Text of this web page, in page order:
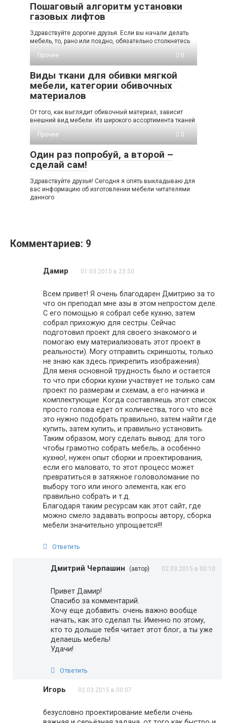
Пошаговый алгоритм установки
газовых лифтов
Здравствуйте дорогие друзья. Если вы начали делать
мебель, то, рано или поздно, обязательно столкнетесь
Прочее
0
Виды ткани для обивки мягкой
мебели, категории обивочных
материалов
От того, как выглядит обивочный материал, зависит
внешний вид мебели. Из широкого ассортимента тканей
Прочее
0
Один раз попробуй, а второй –
сделай сам!
Здравствуйте друзья! Сегодня я опять выкладываю для
вас информацию об изготовлении мебели читателями
данного
Комментариев: 9
Дамир 01.03.2015 в 23:50
Всем привет! Я очень благодарен Дмитрию за то
что он преподал мне азы в этом непростом деле.
С его помощью я собрал себе кухню, затем
собрал прихожую для сестры. Сейчас
подготовил проект для своего знакомого и
помогаю ему материализовать этот проект в
реальности). Могу отправить скриншоты, только
не знаю как здесь прикрепить изображения).
Для меня основной трудность было и остается
то что при сборки кухни участвует не только сам
проект по размерам и схемам, а его начинка и
комплектующие. Когда составляешь этот список
просто голова едет от количества, того что всё
это нужно подобрать правильно, затем найти где
купить, затем купить, и правильно установить.
Таким образом, могу сделать вывод: для того
чтобы грамотно собрать мебель, а особенно
кухню!, нужен опыт сборки и проектирования,
если его маловато, то этот процесс может
превратиться в затяжное головоломание по
выбору того или иного элемента, как его
правильно собрать и т.д.
Благодаря таким ресурсам как этот сайт, где
можно смело задавать вопросы автору, сборка
мебели значительно упрощается!!!
Ответить
Дмитрий Черпашин (автор) 02.03.2015 в 00:10
Привет Дамир!
Спасибо за комментарий.
Хочу еще добавить: очень важно вообще
начать, как это сделал ты. Именно по этому,
кто то дольше тебя читает этот блог, а ты уже
делаешь мебель!
Удачи!
Ответить
Игорь 02.03.2015 в 00:07
безусловно проектирование мебели очень